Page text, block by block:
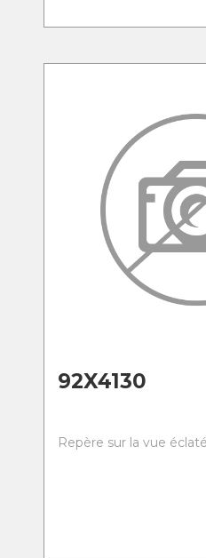
92X4130
Repère sur la vue